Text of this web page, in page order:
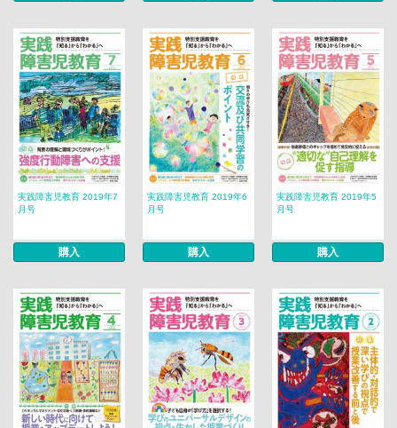
実践障害児教育 2019年7
月号
購入
実践障害児教育 2019年6
月号
購入
実践障害児教育 2019年5
月号
購入